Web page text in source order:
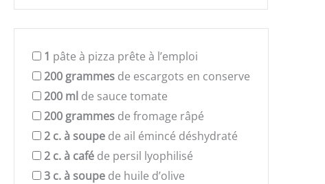
1 pâte à pizza prête à l’emploi
200 grammes de escargots en conserve
200 ml de sauce tomate
200 grammes de fromage râpé
2 c. à soupe de ail émincé déshydraté
2 c. à café de persil lyophilisé
3 c. à soupe de huile d’olive